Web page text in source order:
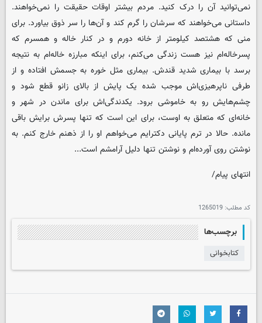
نمی‌توانید آن را درک کنید. مردم بیشتر اوقات حقیقت را نمی‌خواهند.
داستانی می‌خواهند که سرشان را گرم کند و آن‌ها را سر ذوق بیاورد. برای
منی که هشتصد کیلومتر از خانه دورم و در کنار خاله و همسرم که
پسرخاله‌ام نیز هست زندگی می‌کنم، برای اینکه مبارزه خاله‌ام به نتیجه
برسد با بیماری شدید قندش. بیماری مثل خوره به جسمش افتاده و از
طرفی ناپرهیزی‌اش موجب شده یک پایش از بالای زانو قطع شود و
چشم‌هایش رو به خاموشی برود. یکدندگی‌اش برای ماندن در شهر و
خانه‌ای که متعلق به اوست، برای این است که تنها پسرش برایش باقی
مانده. حالا در ترم پایانی دکترایم می‌خواهم او را از ذهنم خارج کنم. به
نوشتن روی آورده‌ام و نوشتن تنها دلیل آرامشم است...
انتهای پیام/
کد مطلب: 1265019
برچسب‌ها
کتابخوانی